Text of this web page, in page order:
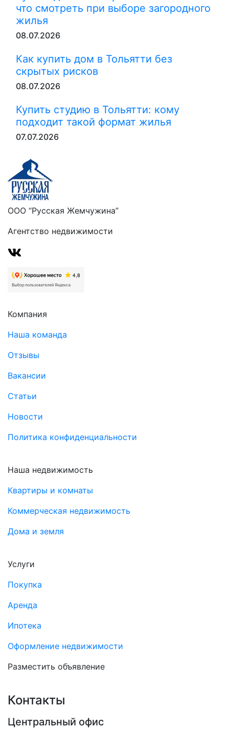
что смотреть при выборе загородного
жилья
08.07.2026
Как купить дом в Тольятти без
скрытых рисков
08.07.2026
Купить студию в Тольятти: кому
подходит такой формат жилья
07.07.2026
ООО “Русская Жемчужина”
Агентство недвижимости
Компания
Наша команда
Отзывы
Вакансии
Статьи
Новости
Политика конфиденциальности
Наша недвижимость
Квартиры и комнаты
Коммерческая недвижимость
Дома и земля
Услуги
Покупка
Аренда
Ипотека
Оформление недвижимости
Разместить объявление
Контакты
Центральный офис